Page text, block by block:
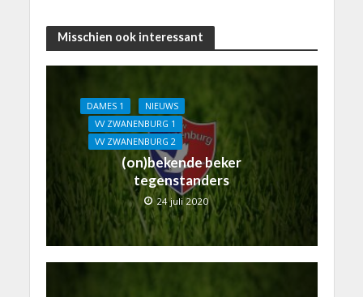
Misschien ook interessant
DAMES 1
NIEUWS
VV ZWANENBURG 1
VV ZWANENBURG 2
(on)bekende beker
tegenstanders
24 juli 2020